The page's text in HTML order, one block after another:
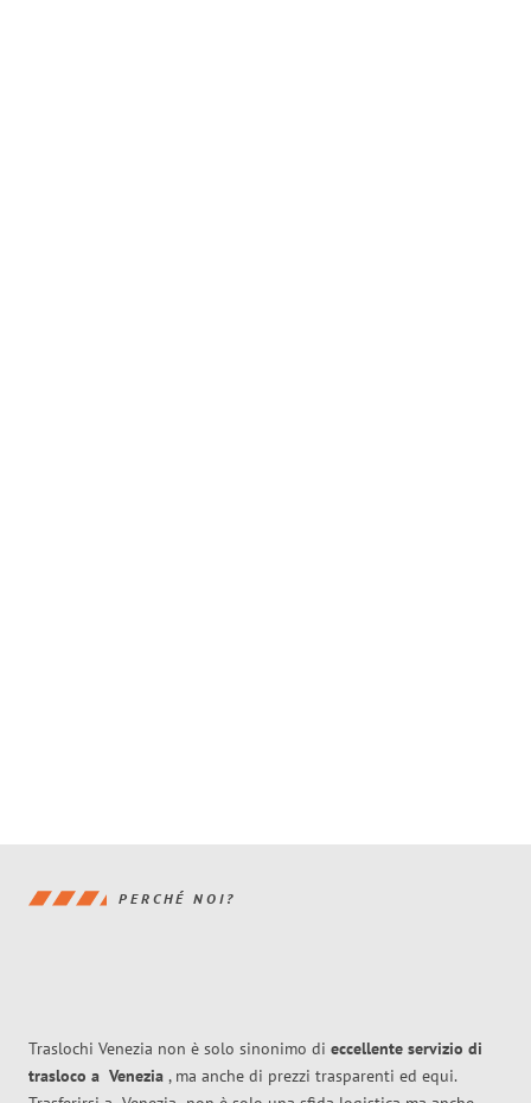
PERCHÉ NOI?
Traslochi Venezia non è solo sinonimo di eccellente servizio di
trasloco a Venezia , ma anche di prezzi trasparenti ed equi.